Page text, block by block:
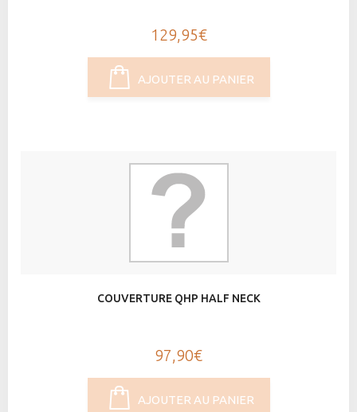
129,95€
AJOUTER AU PANIER
COUVERTURE QHP HALF NECK
97,90€
AJOUTER AU PANIER